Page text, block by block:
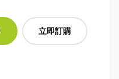
立即訂購